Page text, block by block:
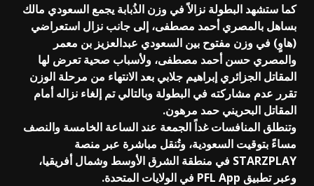
كما ستشهد البطولة نزالاً في وزن الذُبابة يجمع السعودي مالك
بساهل بالمصري أحمد مصطفى، إلى جانب نزال استعراضي
(هاوٍ) في وزن مفتوح بين السعودي عبدالعزيز بن معمر
والمصري حسن أحمد مصطفى، ولأسباب صحية تعرض لها
المقاتل الجزائري إبراهيم جلابي بعد الانتهاء من مرحلة الوزن
تقرر عدم مشاركته في البطولة وبالتالي تم إلغاء نزاله أمام
المقاتل البحريني حمد مرهون.
وتنطلق المنافسات غداً الجمعة عند الساعة الخامسة والنصف
مساءً بتوقيت السعودية، وتُنقل مباشرة عبر منصة
STARZPLAY في منطقة الشرق الأوسط وشمال أفريقيا،
وعبر تطبيق PFL App في الولايات المتحدة.